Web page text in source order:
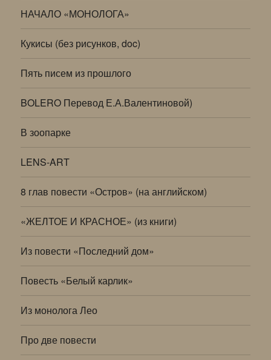
НАЧАЛО «МОНОЛОГА»
Кукисы (без рисунков, doc)
Пять писем из прошлого
BOLERO Перевод Е.А.Валентиновой)
В зоопарке
LENS-ART
8 глав повести «Остров» (на английском)
«ЖЕЛТОЕ И КРАСНОЕ» (из книги)
Из повести «Последний дом»
Повесть «Белый карлик»
Из монолога Лео
Про две повести